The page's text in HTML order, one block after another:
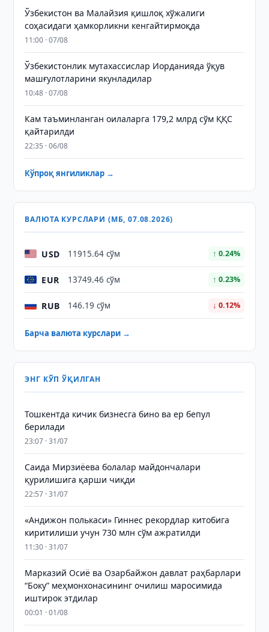
Ўзбекистон ва Малайзия қишлоқ хўжалиги
соҳасидаги ҳамкорликни кенгайтирмоқда
11:00 · 07/08
Ўзбекистонлик мутахассислар Иорданияда ўқув
машғулотларини якунладилар
10:48 · 07/08
Кам таъминланган оилаларга 179,2 млрд сўм ҚҚС
қайтарилди
22:35 · 06/08
Кўпроқ янгиликлар →
ВАЛЮТА КУРСЛАРИ (МБ, 07.08.2026)
USD 11915.64 сўм ↑ 0.24%
EUR 13749.46 сўм ↑ 0.23%
RUB 146.19 сўм ↓ 0.12%
Барча валюта курслари →
ЭНГ КЎП ЎҚИЛГАН
Тошкентда кичик бизнесга бино ва ер бепул
берилади
23:07 · 31/07
Саида Мирзиёева болалар майдончалари
қурилишига қарши чиқди
22:57 · 31/07
«Андижон полькаси» Гиннес рекордлар китобига
киритилиши учун 730 млн сўм ажратилди
11:30 · 31/07
Марказий Осиё ва Озарбайжон давлат раҳбарлари
“Боку” меҳмонхонасининг очилиш маросимида
иштирок этдилар
00:01 · 01/08